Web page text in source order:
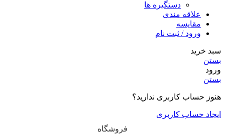
دستگیره ها
علاقه مندی
مقایسه
ورود / ثبت نام
سبد خرید
بستن
ورود
بستن
هنوز حساب کاربری ندارید؟
ایجاد حساب کاربری
فروشگاه